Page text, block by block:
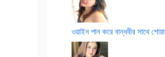
ওয়াইন পান করে বান্ধবীর সাথে শোয়া